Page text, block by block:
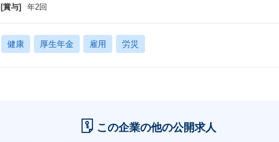
[賞与]
年2回
健康 厚生年金 雇用 労災
この企業の他の公開求人